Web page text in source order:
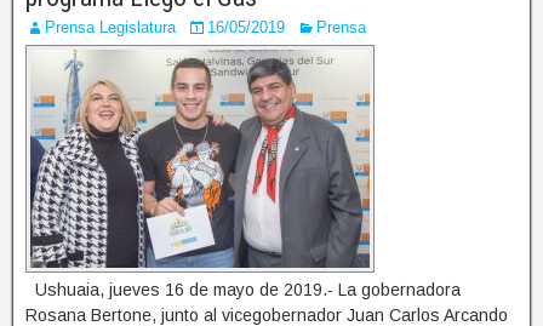
Prensa Legislatura 16/05/2019 Prensa
Ushuaia, jueves 16 de mayo de 2019.- La gobernadora
Rosana Bertone, junto al vicegobernador Juan Carlos Arcando